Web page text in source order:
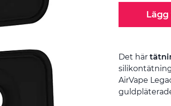
Det här
AirVape